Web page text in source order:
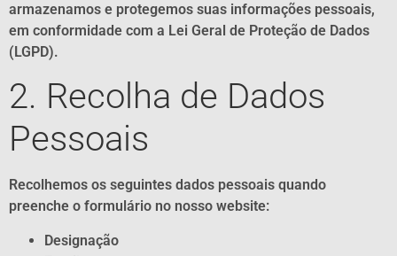
armazenamos e protegemos suas informações pessoais,
em conformidade com a Lei Geral de Proteção de Dados
(LGPD).
2. Recolha de Dados
Pessoais
Recolhemos os seguintes dados pessoais quando
preenche o formulário no nosso website:
Designação